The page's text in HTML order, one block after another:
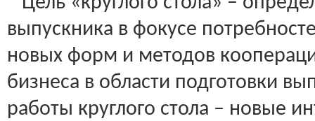
выпускника в фокусе
новых форм и методов
бизнеса в области подготовки
работы круглого стола – новые